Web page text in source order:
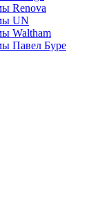
Renova
UN
Waltham
Павел Буре